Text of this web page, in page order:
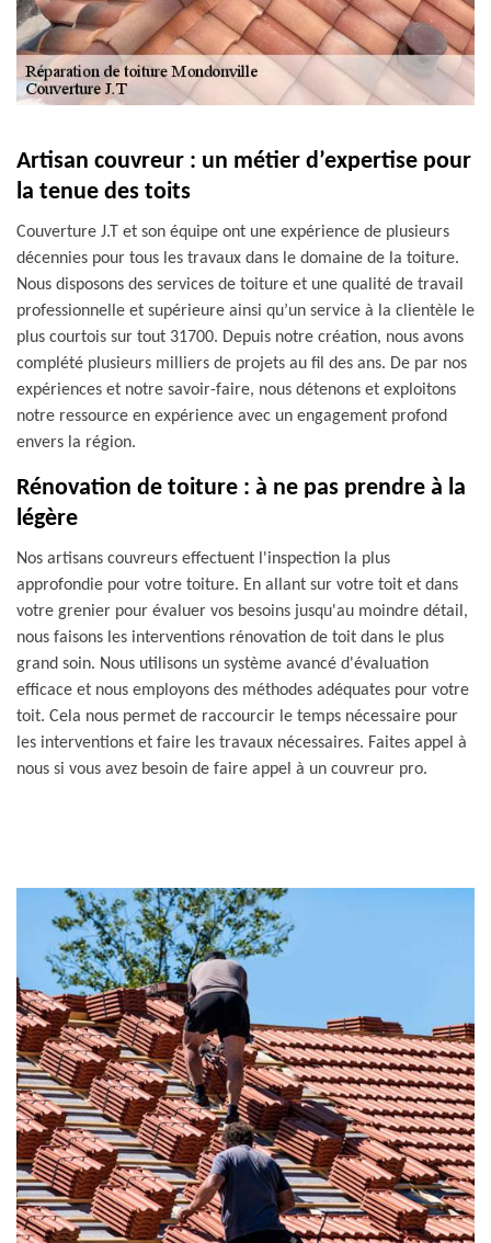
Artisan couvreur : un métier d’expertise pour
la tenue des toits
Couverture J.T et son équipe ont une expérience de plusieurs
décennies pour tous les travaux dans le domaine de la toiture.
Nous disposons des services de toiture et une qualité de travail
professionnelle et supérieure ainsi qu’un service à la clientèle le
plus courtois sur tout 31700. Depuis notre création, nous avons
complété plusieurs milliers de projets au fil des ans. De par nos
expériences et notre savoir-faire, nous détenons et exploitons
notre ressource en expérience avec un engagement profond
envers la région.
Rénovation de toiture : à ne pas prendre à la
légère
Nos artisans couvreurs effectuent l'inspection la plus
approfondie pour votre toiture. En allant sur votre toit et dans
votre grenier pour évaluer vos besoins jusqu'au moindre détail,
nous faisons les interventions rénovation de toit dans le plus
grand soin. Nous utilisons un système avancé d'évaluation
efficace et nous employons des méthodes adéquates pour votre
toit. Cela nous permet de raccourcir le temps nécessaire pour
les interventions et faire les travaux nécessaires. Faites appel à
nous si vous avez besoin de faire appel à un couvreur pro.